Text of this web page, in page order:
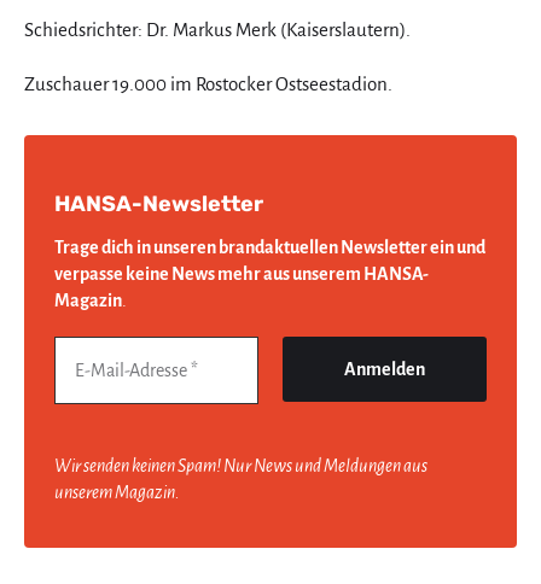
Schiedsrichter: Dr. Markus Merk (Kaiserslautern).
Zuschauer 19.000 im Rostocker Ostseestadion.
HANSA-Newsletter
Trage dich in unseren brandaktuellen Newsletter ein und
verpasse keine News mehr aus unserem HANSA-
Magazin.
Wir senden keinen Spam! Nur News und Meldungen aus
unserem Magazin.